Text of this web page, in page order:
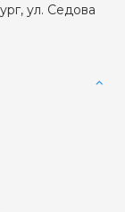
ул. Седова